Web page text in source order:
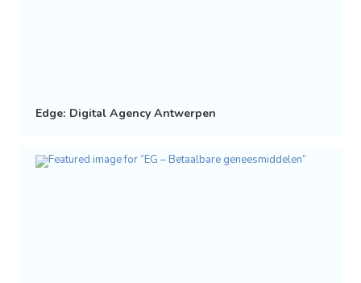
Edge: Digital Agency Antwerpen